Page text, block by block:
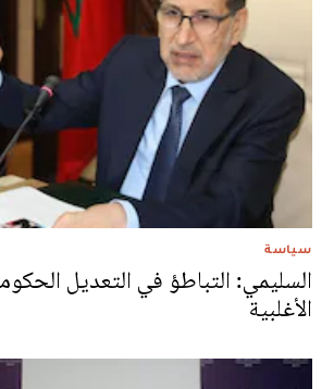
سياسة
السليمي: التباطؤ في التعديل
الأغلبية